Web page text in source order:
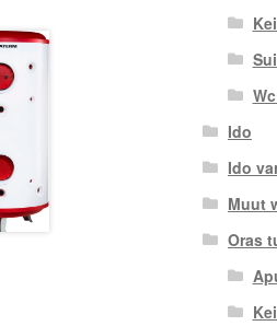
Ido
Ido
Muut
Oras